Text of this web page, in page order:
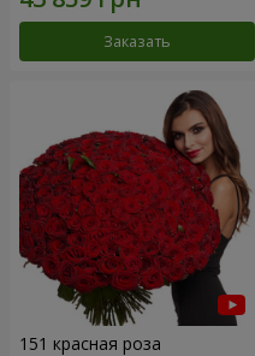
Заказать
151 красная роза